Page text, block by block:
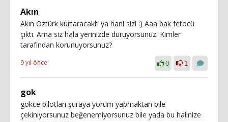
Akın
Akın Öztürk kurtaracaktı ya hani sizi :) Aaa bak fetöcü
çıktı. Ama siz hala yerinizde duruyorsunuz. Kimler
tarafından korunuyorsunuz?
9 yıl önce 0 1
gok
gokce pilotları şuraya yorum yapmaktan bile
çekiniyorsunuz beğenemiyorsunuz bile yada bu halinize